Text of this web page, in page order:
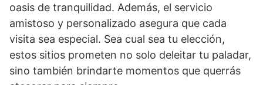
oasis de tranquilidad. Además, el servicio
amistoso y personalizado asegura que cada
visita sea especial. Sea cual sea tu elección,
estos sitios prometen no solo deleitar tu paladar,
sino también brindarte momentos que querrás